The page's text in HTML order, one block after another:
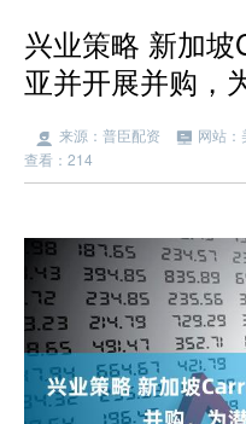
兴业策略 新加
亚并开展并购，
来源：普臣配资 网站：
查看：214